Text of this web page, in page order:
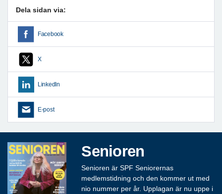
Dela sidan via:
Facebook
X
LinkedIn
E-post
Senioren
Senioren är SPF Seniorernas
medlemstidning och den kommer ut med
nio nummer per år. Upplagan är nu uppe i